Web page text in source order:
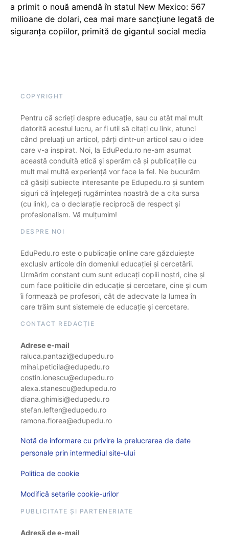
a primit o nouă amendă în statul New Mexico: 567
milioane de dolari, cea mai mare sancțiune legată de
siguranța copiilor, primită de gigantul social media
COPYRIGHT
Pentru că scrieți despre educație, sau cu atât mai mult
datorită acestui lucru, ar fi util să citați cu link, atunci
când preluați un articol, părți dintr-un articol sau o idee
care v-a inspirat. Noi, la EduPedu.ro ne-am asumat
această conduită etică și sperăm că și publicațiile cu
mult mai multă experiență vor face la fel. Ne bucurăm
că găsiți subiecte interesante pe Edupedu.ro și suntem
siguri că înțelegeți rugămintea noastră de a cita sursa
(cu link), ca o declarație reciprocă de respect și
profesionalism. Vă mulțumim!
DESPRE NOI
EduPedu.ro este o publicație online care găzduiește
exclusiv articole din domeniul educației și cercetării.
Urmărim constant cum sunt educați copiii noștri, cine și
cum face politicile din educație și cercetare, cine și cum
îi formează pe profesori, cât de adecvate la lumea în
care trăim sunt sistemele de educație și cercetare.
CONTACT REDACȚIE
Adrese e-mail
raluca.pantazi@edupedu.ro
mihai.peticila@edupedu.ro
costin.ionescu@edupedu.ro
alexa.stanescu@edupedu.ro
diana.ghimisi@edupedu.ro
stefan.lefter@edupedu.ro
ramona.florea@edupedu.ro
Notă de informare cu privire la prelucrarea de date
personale prin intermediul site-ului
Politica de cookie
Modifică setarile cookie-urilor
PUBLICITATE ȘI PARTENERIATE
Adresă de e-mail